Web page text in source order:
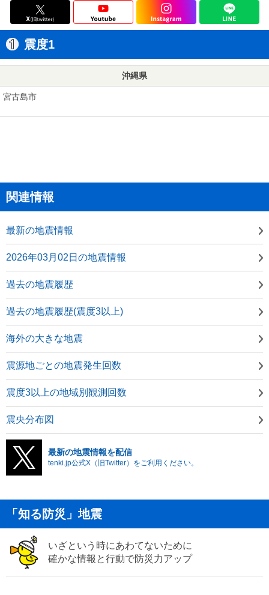
震度1
沖縄県
宮古島市
関連情報
最新の地震情報
2026年03月02日の地震情報
過去の地震履歴
過去の地震履歴(震度3以上)
海外の大きな地震
震源地ごとの地震発生回数
震度3以上の地域別観測回数
震央分布図
最新の地震情報を配信
tenki.jp公式X（旧Twitter）をご利用ください。
「知る防災」地震
いざという時にあわてないために
確かな情報と行動で防災力アップ